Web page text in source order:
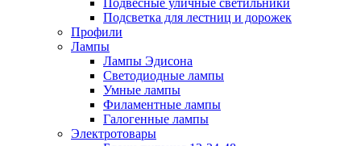
Подвесные уличные светильники
Подсветка для лестниц и дорожек
Профили
Лампы
Лампы Эдисона
Светодиодные лампы
Умные лампы
Филаментные лампы
Галогенные лампы
Электротовары